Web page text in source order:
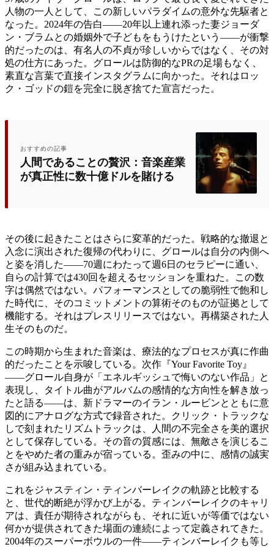
人物の一人として、この新しいパラダイムの意外な先駆者と
なった。2024年の告白——20年以上連れ添った妻ジョーダ
ン・ブラムとの婚姻外で子どもをもうけたという——が衝撃
的だったのは、有名人の不貞が珍しいからではなく、その対
処の仕方にあった。グロールは防御的なPRの足場もなく、
素直な言葉で直接インスタグラムに向かった。それはロッ
ク・ゴッドの鎧を完全に脱ぎ捨てた宣言だった。
おすすめの記事
人間であることの贅沢：音楽産業
が真正性に数十億ドルを賭ける
その後に起きたことはさらに変革的だった。戦略的な撤退と
入念に演出された復帰の代わりに、グロールは自分の内側へ
と姿を消した——70週にわたって週6日のセラピーに通い、
自らの計算では430回を超えるセッションを重ねた。この数
字は偶然ではない。パフォーマンスとしての脆弱性で飽和し
た時代に、そのコミットメントの算術そのものが証拠として
機能する。それはプレスリリースではない。再構築された人
生そのものだ。
この時期から生まれた音楽は、療法的なプロセスが真に作曲
的だったことを示唆している。次作『Your Favorite Toy』
——グロール自身が「エネルギッシュで悔いのない作品」と
表現し、タイトル曲がアルバムの感情的な方向性を解き放っ
たと語る——は、新ドラマーのイラン・ルービンとともに意
図的にアナログな方式で録音された。クリック・トラックな
しで刻まれたリズムトラックは、人間の不完全さを美的選択
として保存している。その音の質感には、無敵さを演じるこ
とをやめた者の重みが宿っている。歪みの中に、感情の誠実
さが組み込まれている。
これをジャスティン・ティンバーレイクの軌跡と比較する
と、世代的断絶が浮かび上がる。ティンバーレイクのキャリ
アは、責任が期待されながらも、それに近いが等価ではない
何かが提供されてきた場面の連続によって定義されてきた。
2004年のスーパーボウルの一件——ティンバーレイクも等し